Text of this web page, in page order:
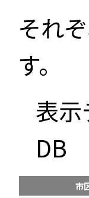
それ
す。
表示
DB
市